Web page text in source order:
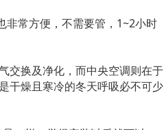
非常方便，不需要管，1~2小时
交换及净化，而中央空调则在于
干燥且寒冷的冬天呼吸必不可少